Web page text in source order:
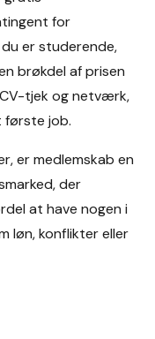
for
er studerende,
brøkdel af prisen
tjek og netværk,
første job.
er medlemskab en
der
at have nogen i
løn, konflikter eller